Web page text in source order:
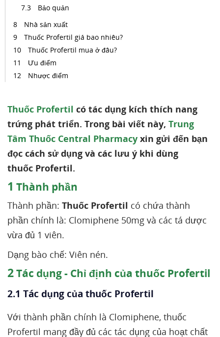
Bảo quản
Nhà sản xuất
Thuốc Profertil giá bao nhiêu?
Thuốc Profertil mua ở đâu?
Ưu điểm
Nhược điểm
Thuốc Profertil có tác dụng kích thích nang
trứng phát triển. Trong bài viết này, Trung
Tâm Thuốc Central Pharmacy xin gửi đến bạn
đọc cách sử dụng và các lưu ý khi dùng
thuốc Profertil.
1 Thành phần
Thành phần: Thuốc Profertil có chứa thành
phần chính là: Clomiphene 50mg và các tá dược
vừa đủ 1 viên.
Dạng bào chế: Viên nén.
2Tác dụng - Chỉ định của thuốc Profertil
2.1 Tác dụng của thuốc Profertil
Với thành phần chính là Clomiphene, thuốc
Profertil mang đầy đủ các tác dụng của hoạt chất